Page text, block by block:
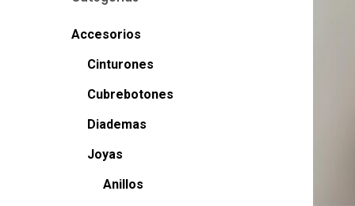
Accesorios
Cinturones
Cubrebotones
Diademas
Joyas
Anillos